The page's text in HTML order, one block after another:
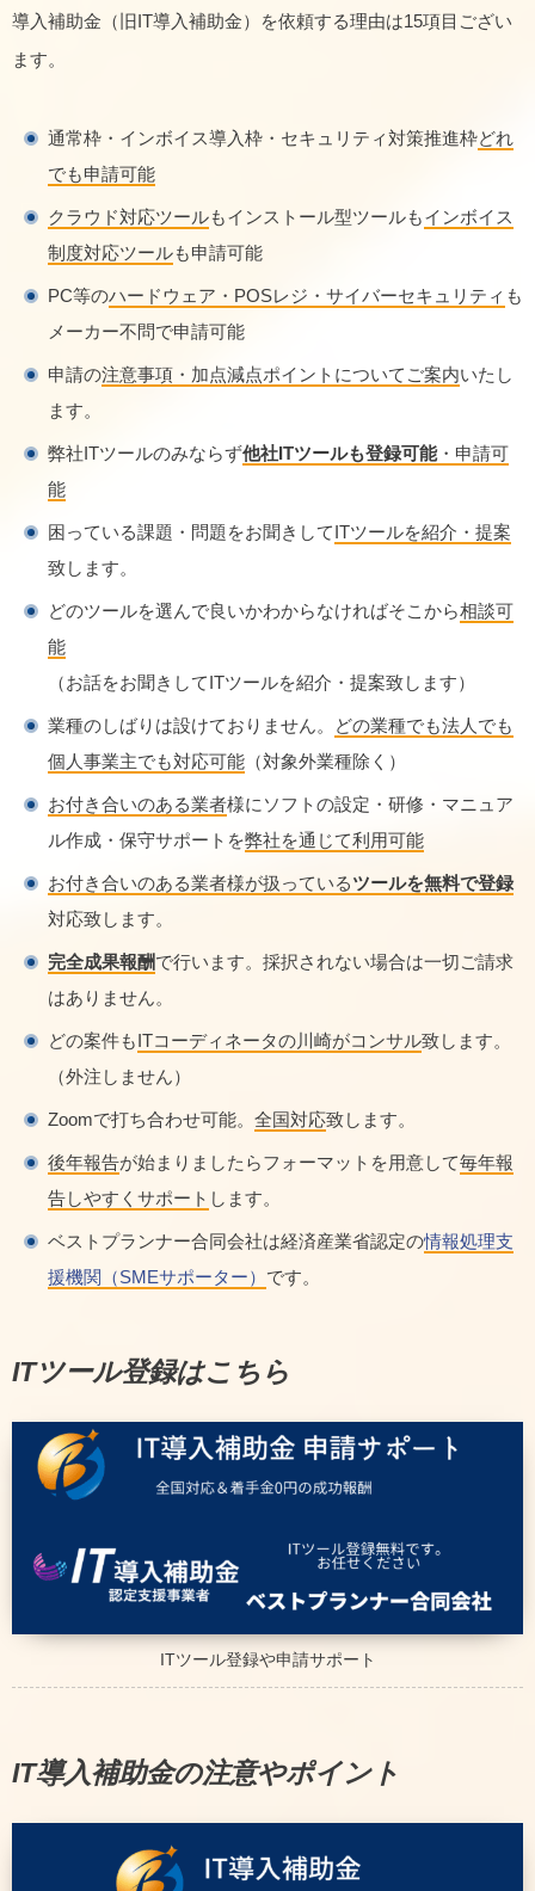
導入補助金（旧IT導入補助金）を依頼する理由は15項目ござい
ます。
通常枠・インボイス導入枠・セキュリティ対策推進枠どれ
でも申請可能
クラウド対応ツールもインストール型ツールもインボイス
制度対応ツールも申請可能
PC等のハードウェア・POSレジ・サイバーセキュリティ も
メーカー不問で申請可能
申請の注意事項・加点減点ポイントについてご案内いたし
ます。
弊社ITツールのみならず他社ITツールも登録可能・申請可
能
困っている課題・問題をお聞きしてITツールを紹介・提案
致します。
どのツールを選んで良いかわからなければそこから相談可
能
（お話をお聞きしてITツールを紹介・提案致します）
業種のしばりは設けておりません。
どの業種でも法人でも
個人事業主でも対応可能 （対象外業種除く）
お付き合いのある業者様にソフトの設定・研修・マニュア
ル作成・保守サポートを弊社を通じて利用可能
お付き合いのある業者様が扱っているツールを無料で登録
対応致します。
完全成果報酬で行います。採択されない場合は一切ご請求
はありません。
どの案件もITコーディネータの川崎がコンサル致します。
（外注しません）
Zoomで打ち合わせ可能。 全国対応致します。
後年報告が始まりましたらフォーマットを用意して毎年報
告しやすくサポート します。
ベストプランナー合同会社は経済産業省認定の情報処理支
援機関（SMEサポーター） です。
ITツール登録はこちら
ITツール登録や申請サポート
IT導入補助金の注意やポイント